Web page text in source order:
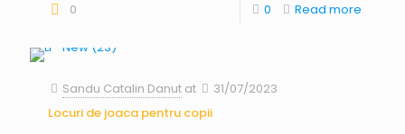
0 0 Read more
Sandu Catalin Danut at
31/07/2023
Locuri de joaca pentru copii